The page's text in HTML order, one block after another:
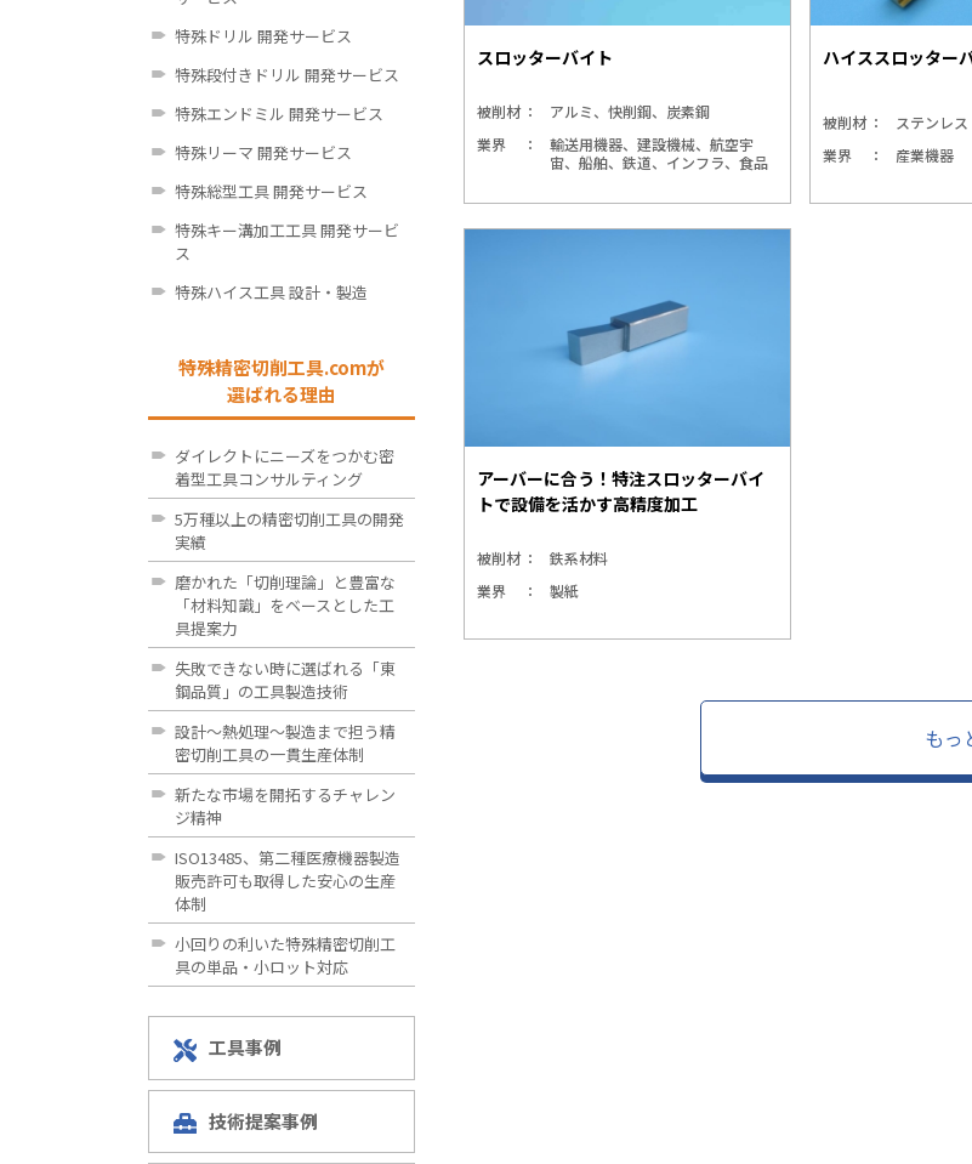
スロッターバイト
被削材
アルミ、快削鋼、炭素鋼
業界
輸送用機器、建設機械、航空宇
宙、船舶、鉄道、インフラ、食品
ハイススロッター
被削材
ステンレス
業界
産業機器
アーバーに合う！特注スロッターバイ
トで設備を活かす高精度加工
被削材
鉄系材料
業界
製紙
もっ
特殊ドリル 開発サービス
特殊段付きドリル 開発サービス
特殊エンドミル 開発サービス
特殊リーマ 開発サービス
特殊総型工具 開発サービス
特殊キー溝加工工具 開発サービ
ス
特殊ハイス工具 設計・製造
特殊精密切削工具.comが
選ばれる理由
ダイレクトにニーズをつかむ密
着型工具コンサルティング
5万種以上の精密切削工具の開発
実績
磨かれた「切削理論」と豊富な
「材料知識」をベースとした工
具提案力
失敗できない時に選ばれる「東
鋼品質」の工具製造技術
設計～熱処理～製造まで担う精
密切削工具の一貫生産体制
新たな市場を開拓するチャレン
ジ精神
ISO13485、第二種医療機器製造
販売許可も取得した安心の生産
体制
小回りの利いた特殊精密切削工
具の単品・小ロット対応
工具事例
技術提案事例